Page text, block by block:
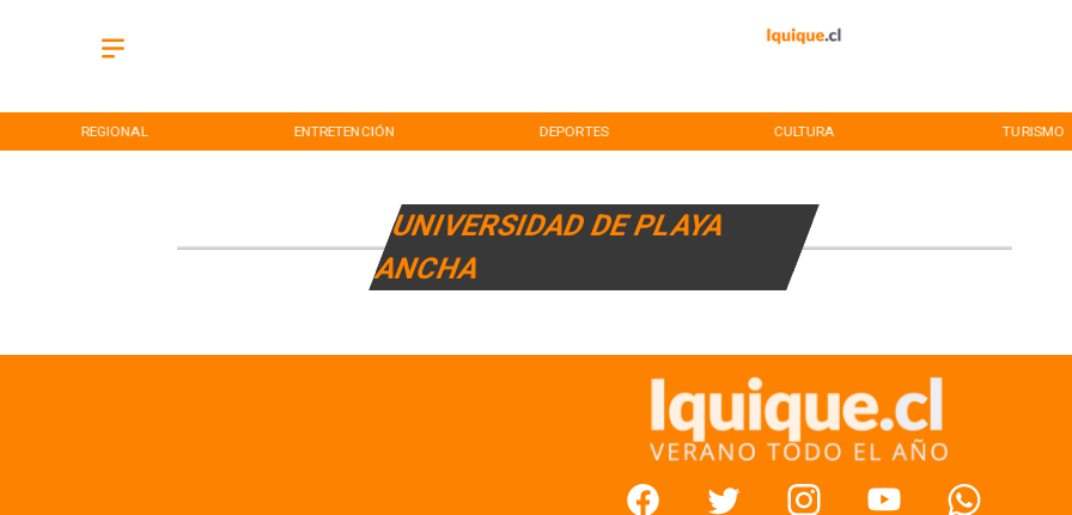
REGIONAL ENTRETENCIÓN DEPORTES CULTURA TURISMO
UNIVERSIDAD DE PLAYA
ANCHA